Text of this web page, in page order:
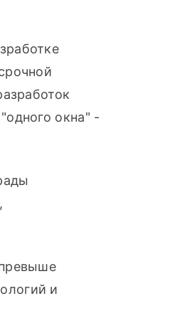
окна" -
и